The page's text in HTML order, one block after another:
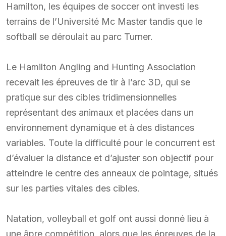
Hamilton, les équipes de soccer ont investi les
terrains de l’Université Mc Master tandis que le
softball se déroulait au parc Turner.
Le Hamilton Angling and Hunting Association
recevait les épreuves de tir à l’arc 3D, qui se
pratique sur des cibles tridimensionnelles
représentant des animaux et placées dans un
environnement dynamique et à des distances
variables. Toute la difficulté pour le concurrent est
d’évaluer la distance et d’ajuster son objectif pour
atteindre le centre des anneaux de pointage, situés
sur les parties vitales des cibles.
Natation, volleyball et golf ont aussi donné lieu à
une âpre compétition, alors que les épreuves de la